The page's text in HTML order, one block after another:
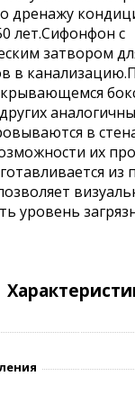
дренажу
лет.Сифонфон с
затвором
в
в
их
из
уровень